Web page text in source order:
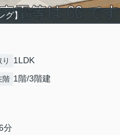
グ】
り 1LDK
階 1階/3階建
分